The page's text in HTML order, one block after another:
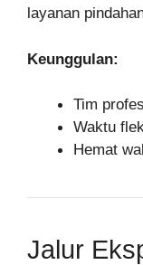
layanan
Keunggulan:
Tim
Waktu
Hemat
Jalur